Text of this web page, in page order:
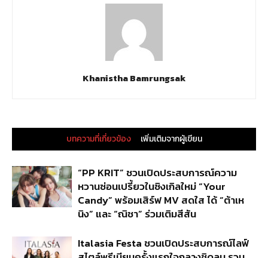
Khanistha Bamrungsak
บทความที่เกี่ยวข้อง เพิ่มเติมจากผู้เขียน
“PP KRIT” ชวนเปิดประสบการณ์ความ
หวานซ่อนเปรี้ยวในซิงเกิลใหม่ “Your
Candy” พร้อมเสิร์ฟ MV สดใส ได้ “ต้าเห
นิง” และ “ณิชา” ร่วมเติมสีสัน
Italasia Festa ชวนเปิดประสบการณ์ไลฟ์